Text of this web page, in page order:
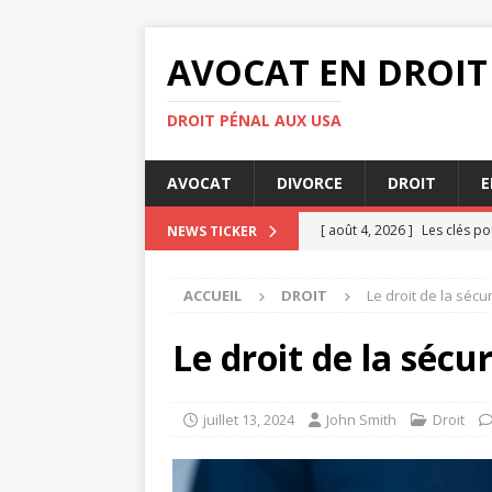
AVOCAT EN
DROIT PÉNAL AUX USA
AVOCAT DIVORCE DROIT
NEWS TICKER [ août 4, 2026 ] Les clés
[ août 3, 2026 ] Comment
DIVORCE
Quelles
[ août 6, 2026 ] Comment
ACCUEIL DROIT Le droit de la
Le droit de la
juillet 13, 2024 John Smith Droit